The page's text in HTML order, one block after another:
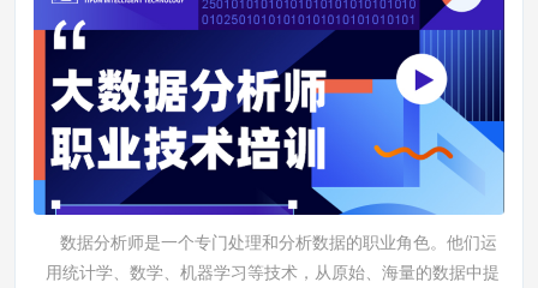
数据分析师是一个专门处理和分析数据的职业角色。他们运
用统计学、数学、机器学习等技术，从原始、海量的数据中提